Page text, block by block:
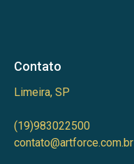
Contato
Limeira, SP
(19)983022500
contato@artforce.com.br